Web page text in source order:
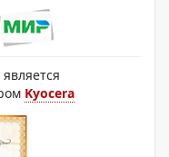
Kyocera